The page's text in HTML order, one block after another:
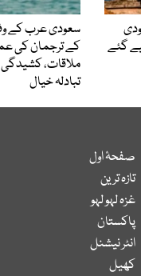
گئے
سعودی عرب کے
کے ترجمان کی
ملاقات،
تبادلہ خیال
صفحۂ اول
تازہ ترین
غزہ لہو لہو
پاکستان
انٹر نیشنل
کھیل